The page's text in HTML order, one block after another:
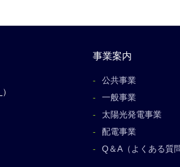
事業案内
公共事業
一般事業
太陽光発電事業
配電事業
Q＆A（よくある質問
）